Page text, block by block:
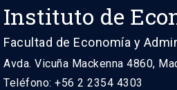
Instituto de
Facultad de Economía y
Avda. Vicuña Mackenna 4860,
Teléfono: +56 2 2354 4303